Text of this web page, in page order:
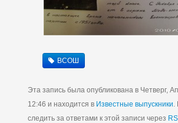
ВСОШ
Эта запись была опубликована в Четверг,
12:46 и находится в Известные выпускники.
следить за ответами к этой записи через